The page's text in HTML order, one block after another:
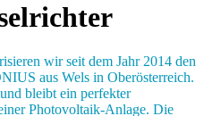
wir seit dem Jahr 2014 den
aus Wels in Oberösterreich.
bleibt ein perfekter
Photovoltaik-Anlage. Die